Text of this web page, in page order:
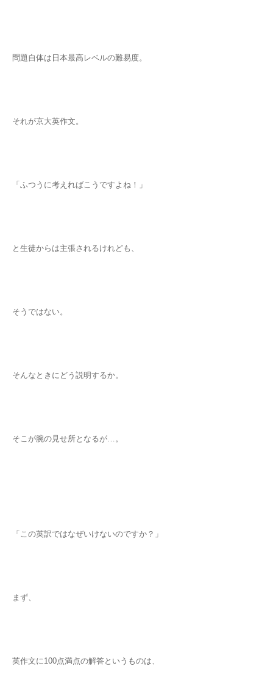
問題自体は日本最高レベルの難易度。
それが京大英作文。
「ふつうに考えればこうですよね！」
と生徒からは主張されるけれども、
そうではない。
そんなときにどう説明するか。
そこが腕の見せ所となるが…。
「この英訳ではなぜいけないのですか？」
まず、
英作文に100点満点の解答というものは、